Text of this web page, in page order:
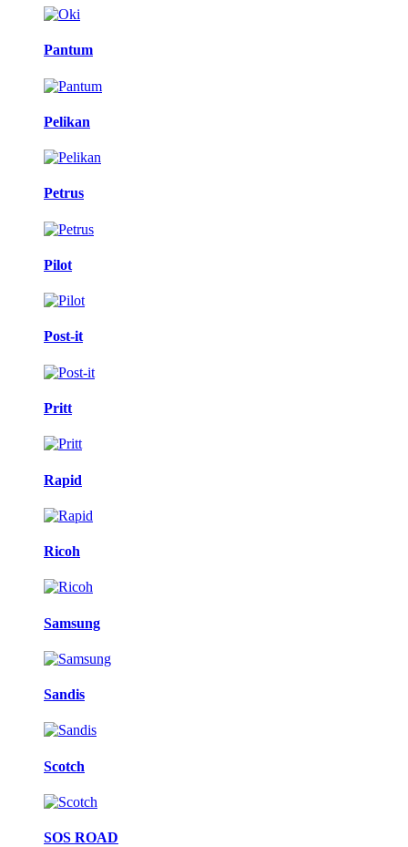
Pantum
Pelikan
Petrus
Pilot
Post-it
Pritt
Rapid
Ricoh
Samsung
Sandis
Scotch
SOS ROAD